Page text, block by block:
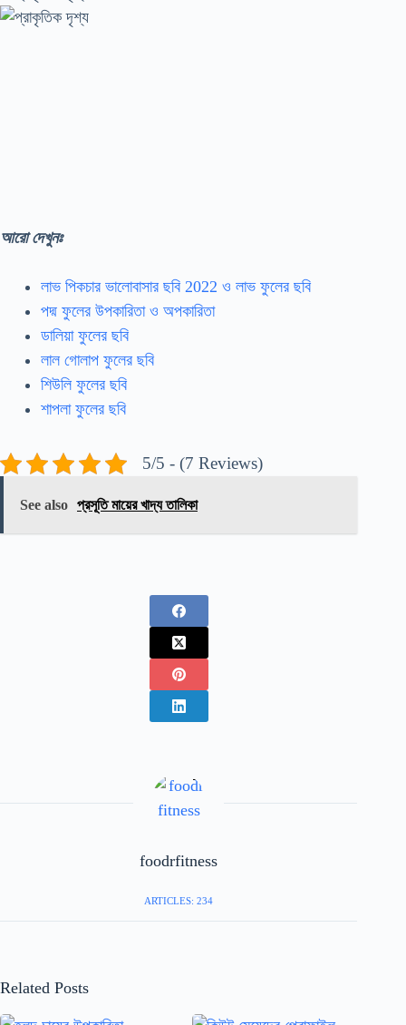
আরো দেখুনঃ
লাভ পিকচার ভালোবাসার ছবি 2022 ও লাভ ফুলের ছবি
পদ্ম ফুলের উপকারিতা ও অপকারিতা
ডালিয়া ফুলের ছবি
লাল গোলাপ ফুলের ছবি
শিউলি ফুলের ছবি
শাপলা ফুলের ছবি
5/5 - (7 Reviews)
See also প্রসূতি মায়ের খাদ্য তালিকা
foodrfitness
ARTICLES: 234
Related Posts